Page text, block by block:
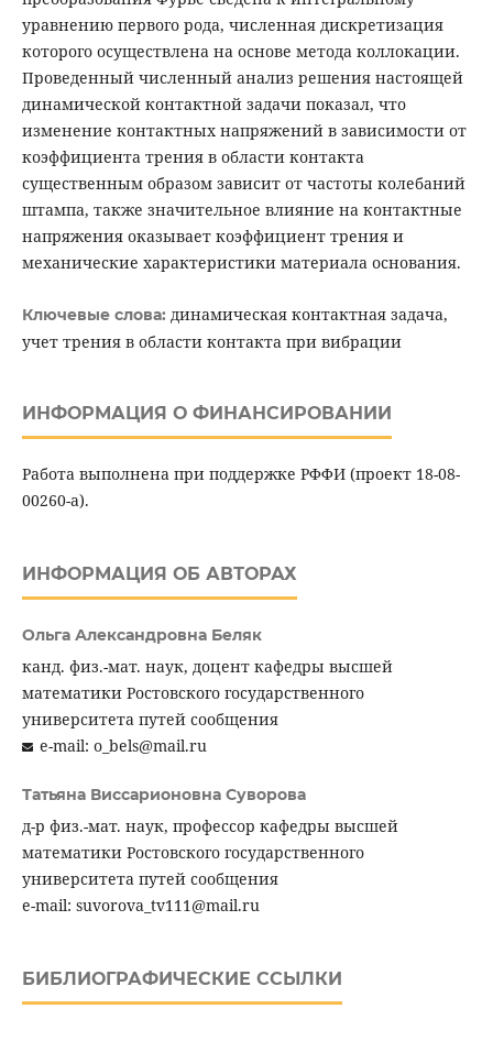
уравнению первого рода, численная дискретизация
которого осуществлена на основе метода коллокации.
Проведенный численный анализ решения настоящей
динамической контактной задачи показал, что
изменение контактных напряжений в зависимости от
коэффициента трения в области контакта
существенным образом зависит от частоты колебаний
штампа, также значительное влияние на контактные
напряжения оказывает коэффициент трения и
механические характеристики материала основания.
Ключевые слова: динамическая контактная задача,
учет трения в области контакта при вибрации
ИНФОРМАЦИЯ О ФИНАНСИРОВАНИИ
Работа выполнена при поддержке РФФИ (проект 18-08-
00260-а).
ИНФОРМАЦИЯ ОБ АВТОРАХ
Ольга Александровна Беляк
канд. физ.-мат. наук, доцент кафедры высшей
математики Ростовского государственного
университета путей сообщения
e-mail: o_bels@mail.ru
Татьяна Виссарионовна Суворова
д-р физ.-мат. наук, профессор кафедры высшей
математики Ростовского государственного
университета путей сообщения
e-mail: suvorova_tv111@mail.ru
БИБЛИОГРАФИЧЕСКИЕ ССЫЛКИ